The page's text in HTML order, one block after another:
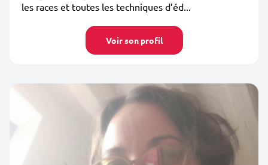
les races et toutes les techniques d’éd...
Voir son profil